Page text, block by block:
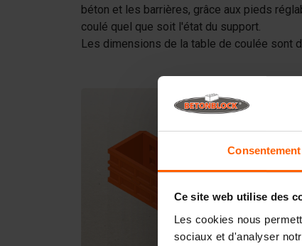
Consentement
Ce site web utilise des
Les cookies nous
sociaux et d'analyser
béton et les barrières, grâce aux pieds
coulé quel que soit l'état du support.
Les dimensions de la table de coulée sont